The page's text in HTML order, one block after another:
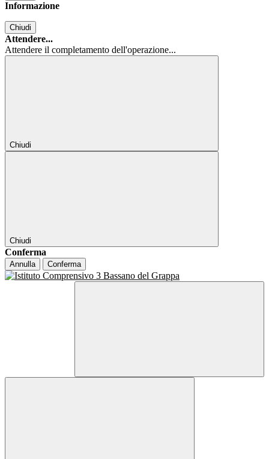
Informazione
Chiudi
Attendere...
Attendere il completamento dell'operazione...
Chiudi
Chiudi
Conferma
Annulla Conferma